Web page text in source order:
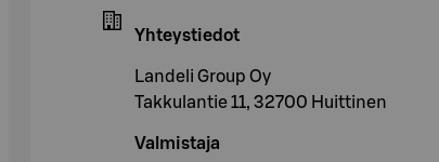
Yhteystiedot
Landeli Group Oy
Takkulantie 11, 32700 Huittinen
Valmistaja